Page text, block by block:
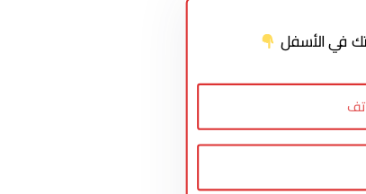
في الأسفل